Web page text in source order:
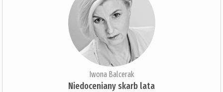
Iwona Balcerak
Niedoceniany skarb lata